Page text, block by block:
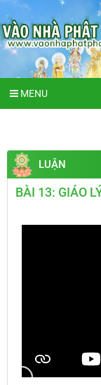
MENU
LUẬN
BÀI 13: GIÁO